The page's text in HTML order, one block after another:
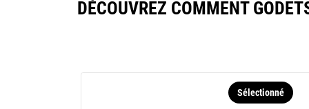
DÉCOUVREZ COMMENT
Sélectionné